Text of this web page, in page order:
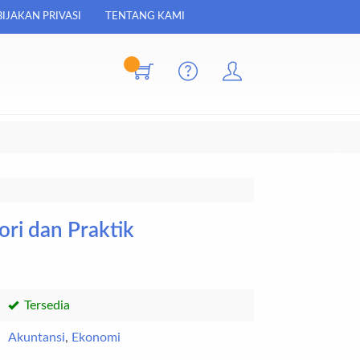
PRIVASI TENTANG KAMI
dan Praktik
Tersedia
Akuntansi, Ekonomi